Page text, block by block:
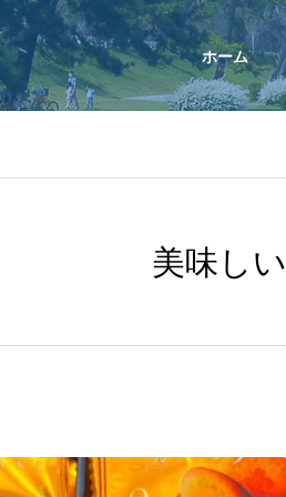
ホーム
美味しい